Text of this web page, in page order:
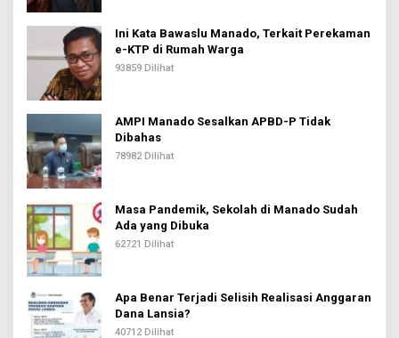
Ini Kata Bawaslu Manado, Terkait Perekaman
e-KTP di Rumah Warga
93859 Dilihat
AMPI Manado Sesalkan APBD-P Tidak
Dibahas
78982 Dilihat
Masa Pandemik, Sekolah di Manado Sudah
Ada yang Dibuka
62721 Dilihat
Apa Benar Terjadi Selisih Realisasi Anggaran
Dana Lansia?
40712 Dilihat